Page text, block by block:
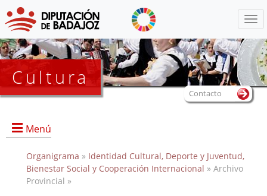
Cultura
Menú
Portada
Organigrama » Identidad Cultural, Deporte y Juventud,
Bienestar Social y Cooperación Internacional » Archivo
Provincial »
Contacto